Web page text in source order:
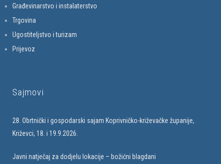
Građevinarstvo i instalaterstvo
Trgovina
Ugostiteljstvo i turizam
Prijevoz
Sajmovi
28. Obrtnički i gospodarski sajam Koprivničko-križevačke županije,
Križevci, 18. i 19.9.2026.
Javni natječaj za dodjelu lokacije – božićni blagdani